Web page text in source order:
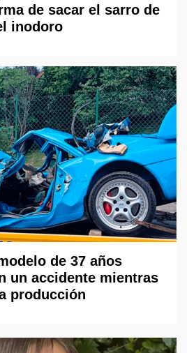
de sacar el sarro de
inodoro
de 37 años
un accidente mientras
producción